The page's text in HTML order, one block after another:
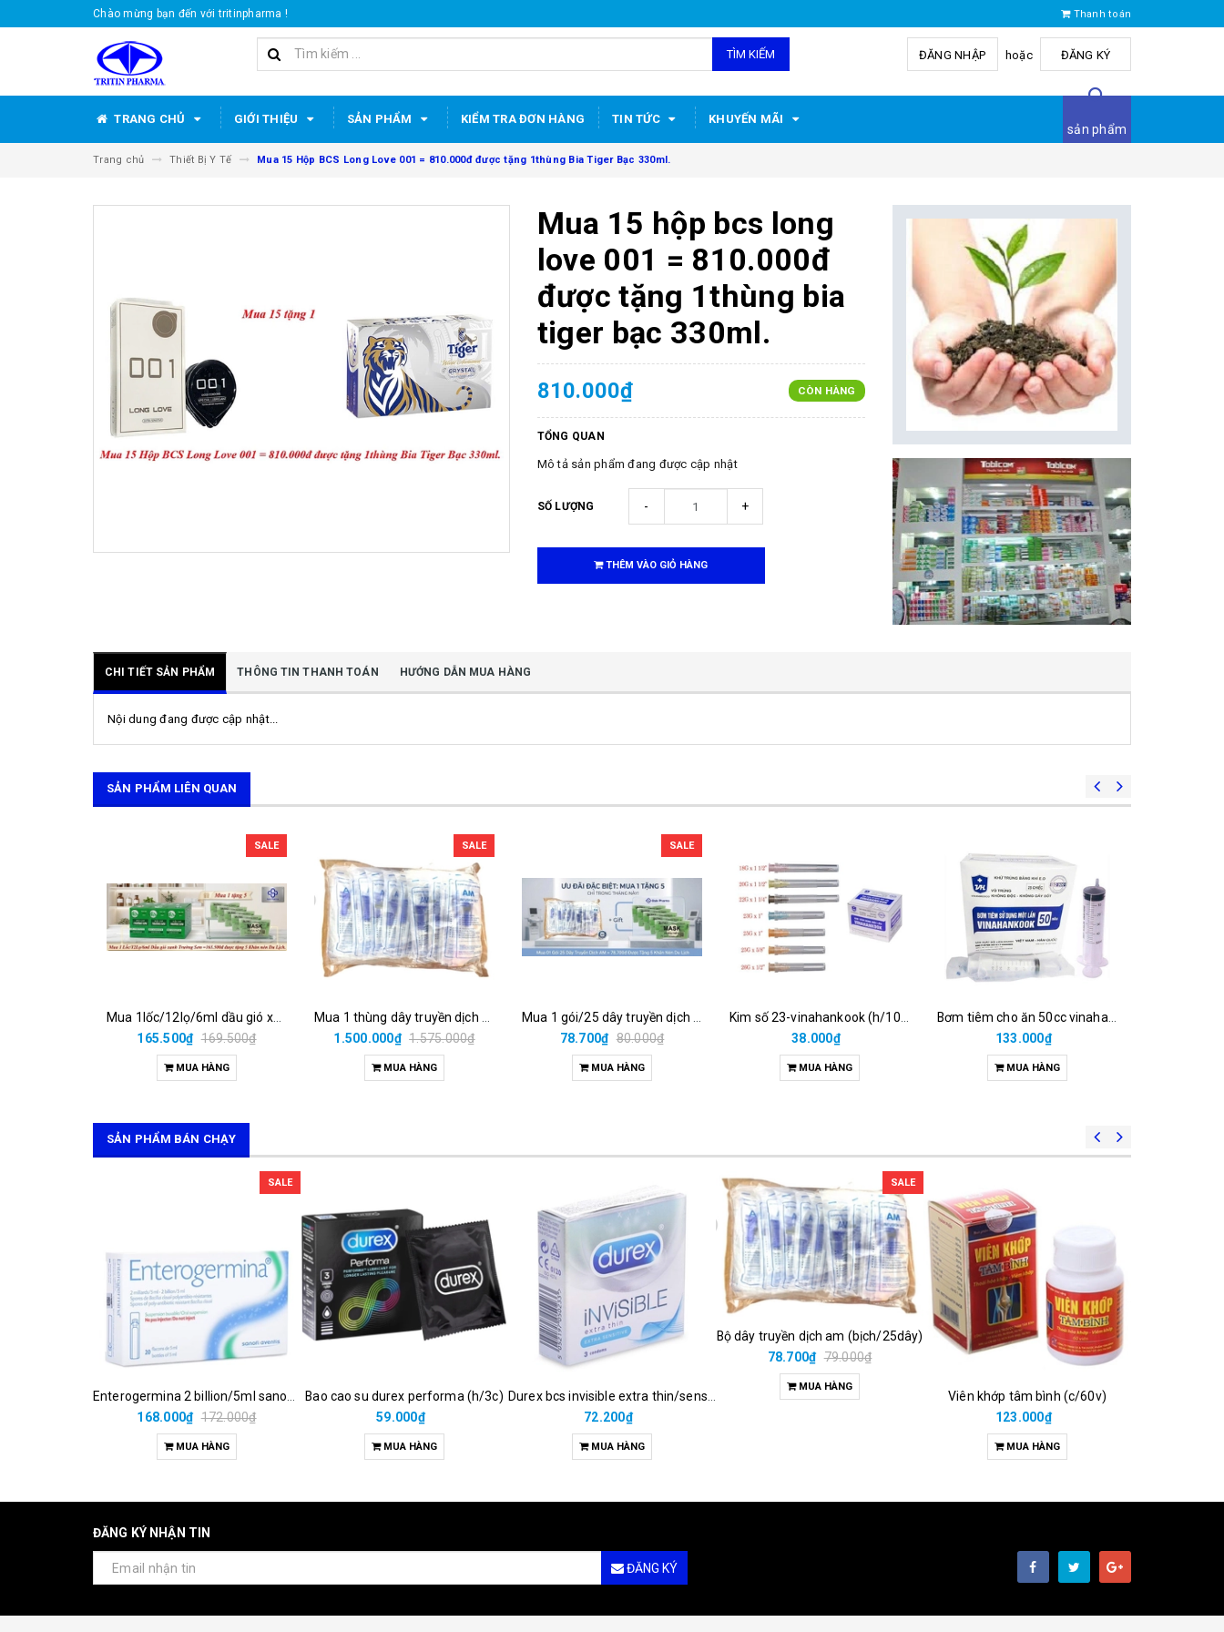
Chào mừng bạn đến với tritinpharma ! Thanh toán
TÌM KIẾM ĐĂNG NHẬP hoặc ĐĂNG KÝ
TRANG CHỦ GIỚI THIỆU SẢN PHẨM KIỂM TRA ĐƠN HÀNG TIN TỨC KHUYẾN MÃI
sản phẩm
Trang chủ Thiết Bị Y Tế Mua 15 Hộp BCS Long Love 001 = 810.000đ được tặng 1thùng Bia Tiger Bạc 330ml.
Mua 15 hộp bcs long
love 001 = 810.000đ
được tặng 1thùng bia
tiger bạc 330ml.
810.000₫ CÒN HÀNG
TỔNG QUAN
Mô tả sản phẩm đang được cập nhật
SỐ LƯỢNG - +
THÊM VÀO GIỎ HÀNG
CHI TIẾT SẢN PHẨM THÔNG TIN THANH TOÁN HƯỚNG DẪN MUA HÀNG
Nội dung đang được cập nhật...
SẢN PHẨM LIÊN QUAN
SALE
Mua 1lốc/12lọ/6ml dầu gió xanh đặt biệt trường sơn =165.500đ được tặng 5 khăn nén du lịch.
165.500₫ 169.500₫
MUA HÀNG
SALE
1.500.000₫ 1.575.000₫
MUA HÀNG
SALE
78.700₫ 80.000₫
MUA HÀNG
38.000₫
MUA HÀNG
133.000₫
MUA HÀNG
SẢN PHẨM BÁN CHẠY
SALE
168.000₫ 172.000₫
MUA HÀNG
Bao cao su durex performa (h/3c)
59.000₫
MUA HÀNG
72.200₫
MUA HÀNG
SALE
Bộ dây truyền dịch am (bịch/25dây)
78.700₫ 79.000₫
MUA HÀNG
Viên khớp tâm bình (c/60v)
123.000₫
MUA HÀNG
ĐĂNG KÝ NHẬN TIN
ĐĂNG KÝ